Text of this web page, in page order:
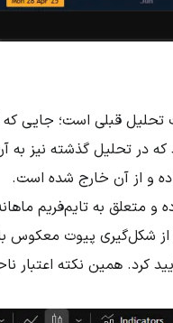
تحلیل قبلی است؛
در تحلیل گذشته نیز
و از آن خارج شده است.
و متعلق به تایم‌فریم
از شکل‌گیری پیوت معکوس
کرد. همین نکته اعتبار